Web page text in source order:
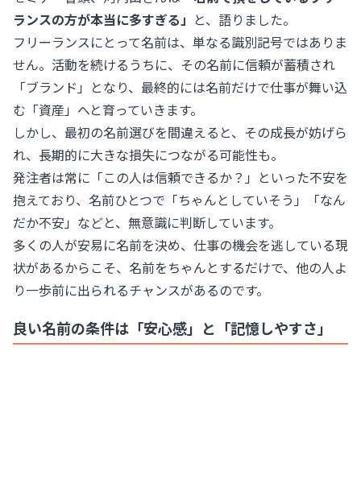
ランスの方が本当に多すぎる」 と、語りました。
フリーランスにとって名前は、単なる識別記号ではありま
せん。活動を続けるうちに、その名前に信頼が蓄積され
「ブランド」となり、最終的には名前だけで仕事が舞い込
む「資産」へと育っていきます。
しかし、最初の名前選びを間違えると、その成長が妨げら
れ、長期的に大きな損失につながる可能性も。
発注者は常に「この人は信頼できるか？」といった不安を
抱えており、名前ひとつで「ちゃんとしていそう」「なん
だか不安」などと、無意識に判断しています。
多くの人が安易に名前を決め、仕事の機会を逃している現
状があるからこそ、名前をちゃんとするだけで、他の人よ
り一歩前に出られるチャンスがあるのです。
良い名前の条件は「安心感」と「記憶しやすさ」